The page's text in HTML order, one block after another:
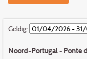
Geldig:
Noord-Portugal - Ponte